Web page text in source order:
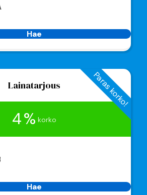
Hae
Paras korko!
Lainatarjous
4 % korko
Hae